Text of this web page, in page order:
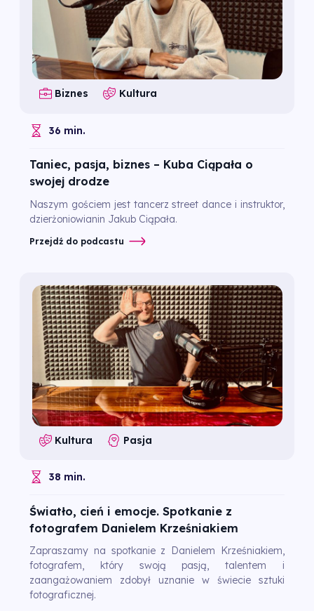
Biznes Kultura
36 min.
Taniec, pasja, biznes – Kuba Ciąpała o
swojej drodze
Naszym gościem jest tancerz street dance i instruktor,
dzierżoniowianin Jakub Ciąpała.
Przejdź do podcastu
Kultura Pasja
38 min.
Światło, cień i emocje. Spotkanie z
fotografem Danielem Krześniakiem
Zapraszamy na spotkanie z Danielem Krześniakiem,
fotografem, który swoją pasją, talentem i
zaangażowaniem zdobył uznanie w świecie sztuki
fotograficznej.